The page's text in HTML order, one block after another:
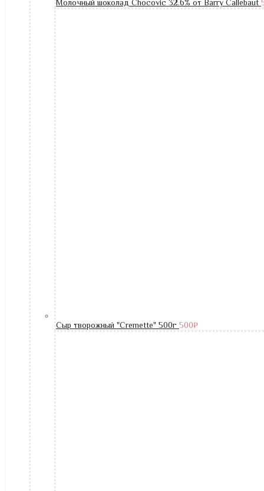
Молочный шоколад Chocovic 32.6% от Barry Callebaut
Сыр творожный "Cremette" 500г 500₽